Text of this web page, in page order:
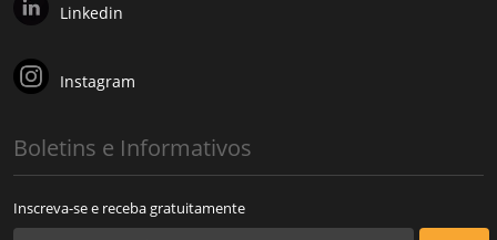
Linkedin
Instagram
Boletins e Informativos
Inscreva-se e receba gratuitamente